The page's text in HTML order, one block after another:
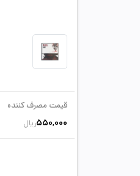
قیمت مصرف کننده
550,000ریال